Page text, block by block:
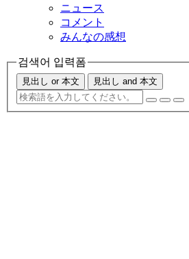
ニュース
コメント
みんなの感想
검색어 입력폼
見出し or 本文 見出し and 本文